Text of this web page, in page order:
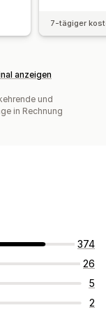
7-tägiger
anzeigen
und
in Rechnung
374
26
5
2